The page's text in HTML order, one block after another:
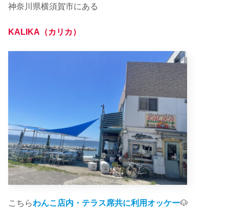
神奈川県横須賀市にある
KALIKA（カリカ）
こちらわんこ店内・テラス席共に利用オッケー🐶